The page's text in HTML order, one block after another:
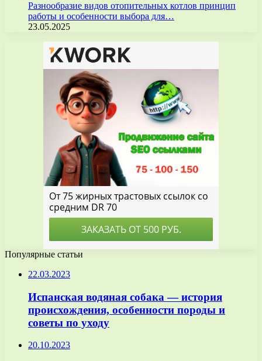
Разнообразие видов отопительных котлов принцип
работы и особенности выбора для…
23.05.2025
Популярные статьи
22.03.2023
Испанская водяная собака — история
происхождения, особенности породы и
советы по уходу
20.10.2023